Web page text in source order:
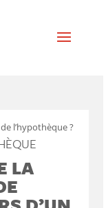
l’hypothèque ?
LA